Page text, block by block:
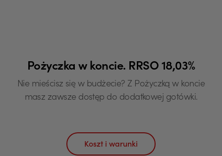
Pożyczka w koncie. RRSO 18,03%
Nie mieścisz się w budżecie? Z Pożyczką w koncie
masz zawsze dostęp do dodatkowej gotówki.
Koszt i warunki